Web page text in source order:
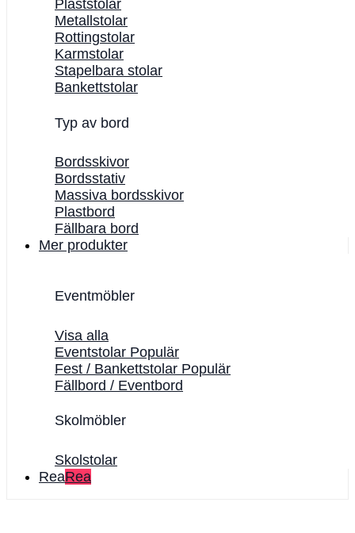
Plaststolar
Metallstolar
Rottingstolar
Karmstolar
Stapelbara stolar
Bankettstolar
Typ av bord
Bordsskivor
Bordsstativ
Massiva bordsskivor
Plastbord
Fällbara bord
Mer produkter
Eventmöbler
Visa alla
Eventstolar
Fest / Bankettstolar
Fällbord / Eventbord
Skolmöbler
Skolstolar
Rea